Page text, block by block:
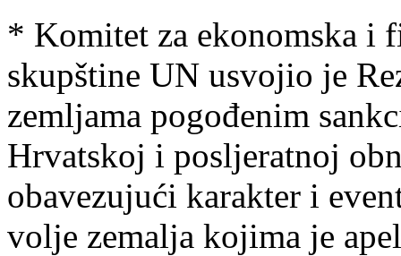
* Komitet za ekonomska i
skupštine UN usvojio je
zemljama pogođenim
Hrvatskoj i posljeratnoj
obavezujući karakter i
volje zemalja kojima je